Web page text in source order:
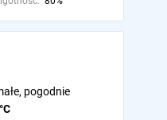
pogodnie